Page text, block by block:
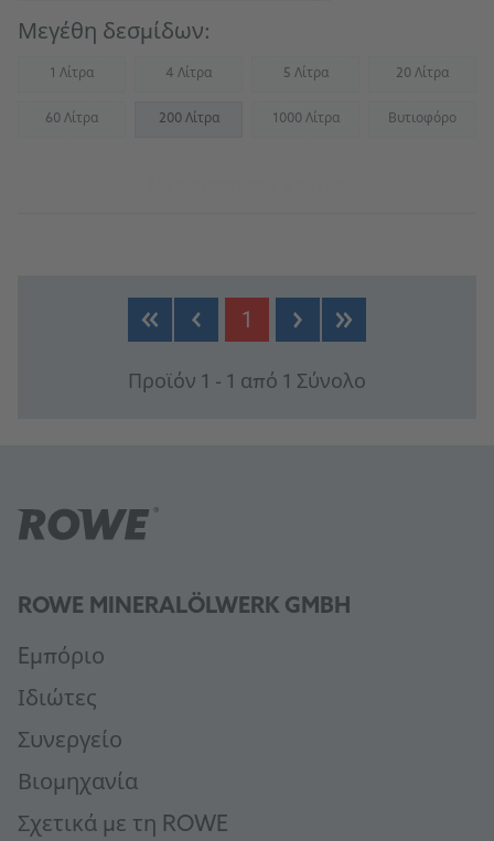
Μεγέθη δεσμίδων:
1 Λίτρα(Not available) 4 Λίτρα(Not available) 5 Λίτρα
(Not available) 20 Λίτρα
(Not
60 Λίτρα(Not available) 200 Λίτρα 1000 Λίτρα(Not available)Βυτιοφόρο
(Not
1
Προϊόν 1 - 1 από 1 Σύνολο
ROWE MINERALÖLWERK GMBH
Eμπόριο
Ιδιώτες
Συνεργείο
Βιομηχανία
Σχετικά με τη ROWE